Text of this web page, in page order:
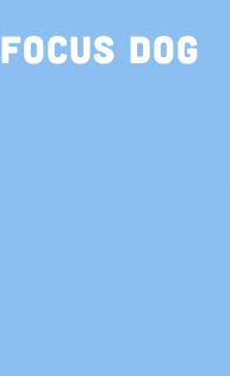
Focus Dog